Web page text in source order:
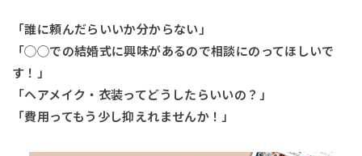
「誰に頼んだらいいか分からない」
「◯◯での結婚式に興味があるので相談にのってほしいで
す！」
「ヘアメイク・衣装ってどうしたらいいの？」
「費用ってもう少し抑えれませんか！」